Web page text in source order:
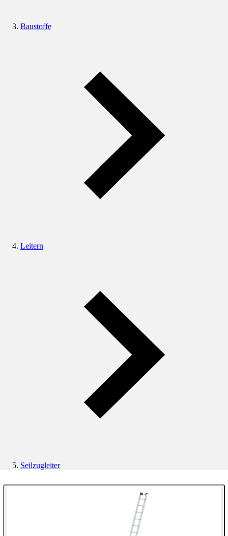
Baustoffe
Leitern
Seilzugleiter